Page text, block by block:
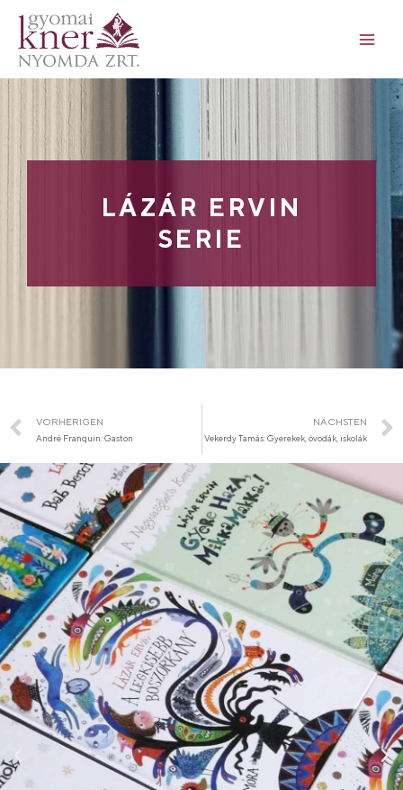
LÁZÁR ERVIN
SERIE
VORHERIGEN
André Franquin: Gaston
NÄCHSTEN
Vekerdy Tamás: Gyerekek, óvodák, iskolák